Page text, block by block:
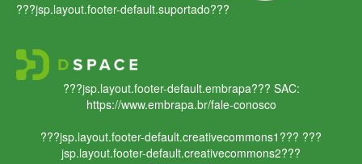
???jsp.layout.footer-default.suportado???
???jsp.layout.footer-default.embrapa??? SAC:
https://www.embrapa.br/fale-conosco
???jsp.layout.footer-default.creativecommons1??? ???
jsp.layout.footer-default.creativecommons2???